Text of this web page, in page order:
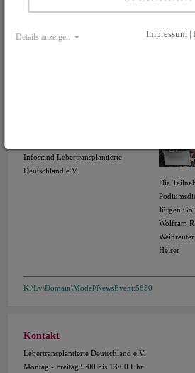
Infostand Lebertransplantierte
Deutschland e.V.
Die
Jürgen
Wolfram
Heiser
Ki\Lv\Domain\Model\NewsEvent:5850
Kontakt
Lebertransplantierte Deutschland e.V.
Montag - Freitag 9:00 bis 13:00 Uhr
Details anzeigen Impressum |